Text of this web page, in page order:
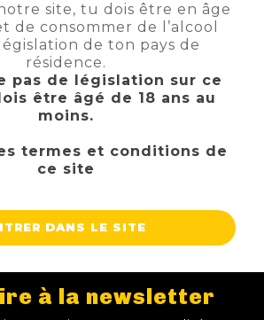
site, tu dois être en âge
de consommer de l’alcool
de ton pays de
résidence.
pas de législation sur ce
être âgé de 18 ans au
moins.
termes et conditions de
ce site
DANS LE SITE
à la newsletter